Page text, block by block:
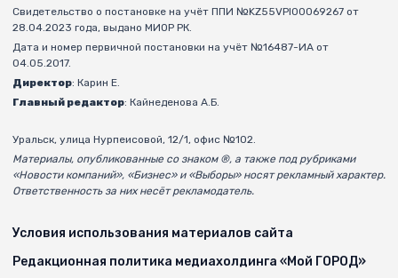
Свидетельство о постановке на учёт ППИ №KZ55VPI00069267 от
28.04.2023 года, выдано МИОР РК.
Дата и номер первичной постановки на учёт №16487-ИА от
04.05.2017.
Директор: Карин Е.
Главный редактор: Кайнеденова А.Б.
Уральск, улица Нурпеисовой, 12/1, офис №102.
Материалы, опубликованные со знаком ®, а также под рубриками
«Новости компаний», «Бизнес» и «Выборы» носят рекламный характер.
Ответственность за них несёт рекламодатель.
Условия использования материалов сайта
Редакционная политика медиахолдинга «Мой ГОРОД»